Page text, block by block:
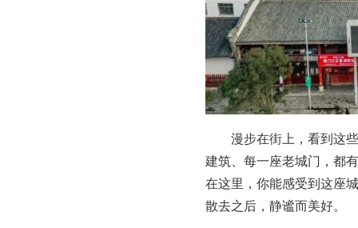
漫步在街上，看到这
建筑、每一座老城门，都
在这里，你能感受到这座
散去之后，静谧而美好。